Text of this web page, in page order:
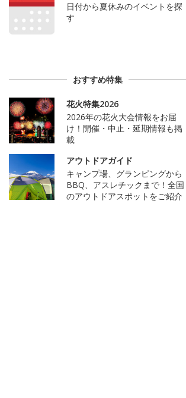
日付から夏休みのイベントを探
す
おすすめ特集
花火特集2026
2026年の花火大会情報をお届
け！開催・中止・延期情報も掲
載
アウトドアガイド
キャンプ場、グランピングから
BBQ、アスレチックまで！全国
のアウトドアスポットをご紹介